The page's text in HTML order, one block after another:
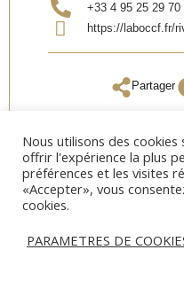
+33 4 95 25 29 70
https://laboccf.fr/
Partager
Nous utilisons des
offrir l'expérience la plus
préférences et les visites
«Accepter», vous
cookies.
PARAMETRES DE